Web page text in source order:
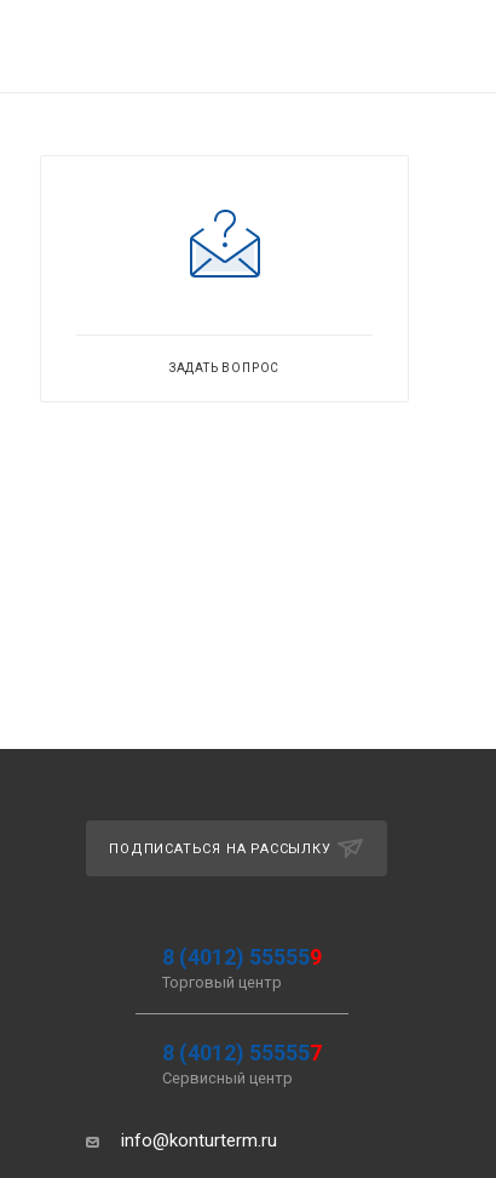
ЗАДАТЬ ВОПРОС
ПОДПИСАТЬСЯ НА РАССЫЛКУ
8 (4012) 555559
Торговый центр
8 (4012) 555557
Сервисный центр
info@konturterm.ru